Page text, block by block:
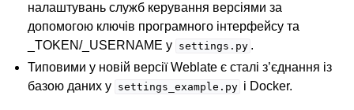
налаштувань служб керування версіями за
допомогою ключів програмного інтерфейсу та
_TOKEN/_USERNAME у settings.py .
Типовими у новій версії Weblate є сталі з’єднання із
базою даних у settings_example.py і Docker.